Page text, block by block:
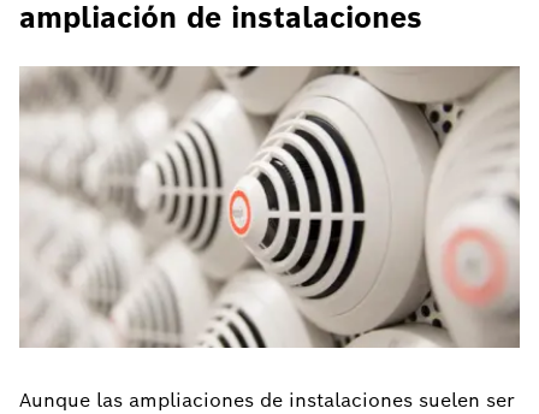
ampliación de instalaciones
Aunque las ampliaciones de instalaciones suelen ser